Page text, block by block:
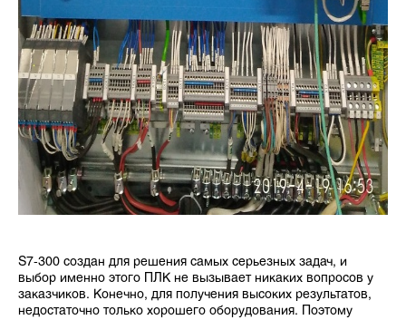
S7-300 создан для решения самых серьезных задач, и
выбор именно этого ПЛК не вызывает никаких вопросов у
заказчиков. Конечно, для получения высоких результатов,
недостаточно только хорошего оборудования. Поэтому